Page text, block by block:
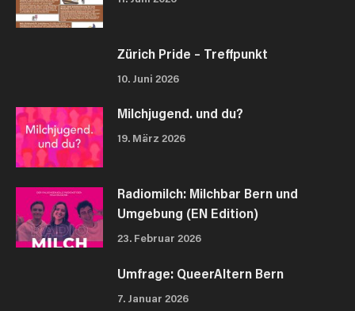
Zürich Pride – Treffpunkt
10. Juni 2026
Milchjugend. und du?
19. März 2026
Radiomilch: Milchbar Bern und
Umgebung (EN Edition)
23. Februar 2026
Umfrage: QueerAltern Bern
7. Januar 2026